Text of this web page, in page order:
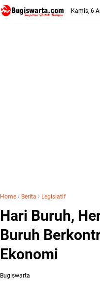
Kamis, 6
Home › Berita › Legislatif
Hari Buruh,
Buruh
Ekonomi
Bugiswarta